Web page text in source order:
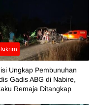
Ungkap Pembunuhan
Gadis ABG di Nabire,
Remaja Ditangkap